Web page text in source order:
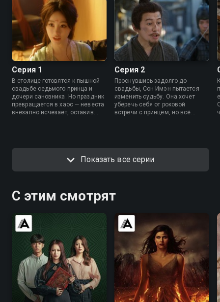
Серия 1
В столице готовятся к пышной
свадьбе седьмого принца и
дочери сановника. Но праздник
превращается в хаос — невеста
внезапно исчезает, оставив
Серия 2
Проснувшись задолго до
свадьбы, Сон Имэн пытается
изменить судьбу. Она хочет
уберечь себя от роковой
встречи с принцем, но всё
Показать все серии
С этим смотрят